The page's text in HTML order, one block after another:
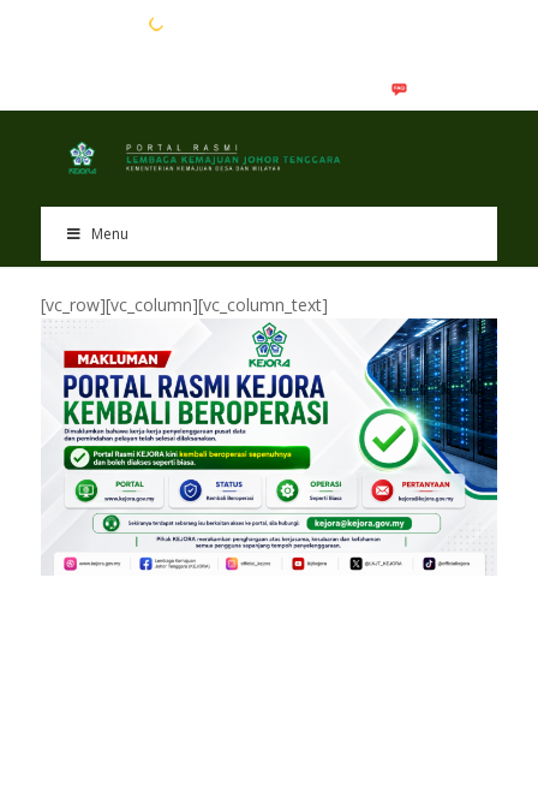
Menu
[vc_row][vc_column][vc_column_text]